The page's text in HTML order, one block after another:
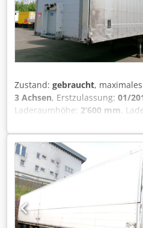
Zustand: gebraucht,
3 Achsen, Erstzulassung: 01/
Laderaumhöhe: 2’600 mm,
Ladegutsicherung * Alu
Dz Eepfx Ai Sef *